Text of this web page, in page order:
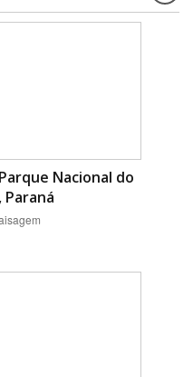
Nacional do
Paraná